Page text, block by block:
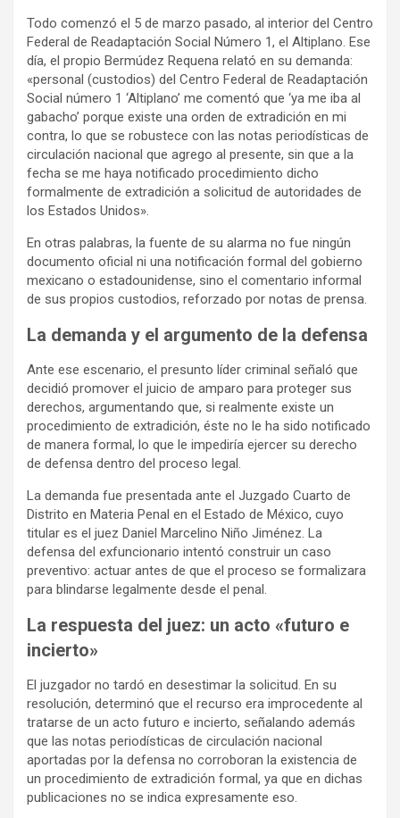
Todo comenzó el 5 de marzo pasado, al interior del Centro
Federal de Readaptación Social Número 1, el Altiplano. Ese
día, el propio Bermúdez Requena relató en su demanda:
«personal (custodios) del Centro Federal de Readaptación
Social número 1 ‘Altiplano’ me comentó que ‘ya me iba al
gabacho’ porque existe una orden de extradición en mi
contra, lo que se robustece con las notas periodísticas de
circulación nacional que agrego al presente, sin que a la
fecha se me haya notificado procedimiento dicho
formalmente de extradición a solicitud de autoridades de
los Estados Unidos».
En otras palabras, la fuente de su alarma no fue ningún
documento oficial ni una notificación formal del gobierno
mexicano o estadounidense, sino el comentario informal
de sus propios custodios, reforzado por notas de prensa.
La demanda y el argumento de la defensa
Ante ese escenario, el presunto líder criminal señaló que
decidió promover el juicio de amparo para proteger sus
derechos, argumentando que, si realmente existe un
procedimiento de extradición, éste no le ha sido notificado
de manera formal, lo que le impediría ejercer su derecho
de defensa dentro del proceso legal.
La demanda fue presentada ante el Juzgado Cuarto de
Distrito en Materia Penal en el Estado de México, cuyo
titular es el juez Daniel Marcelino Niño Jiménez. La
defensa del exfuncionario intentó construir un caso
preventivo: actuar antes de que el proceso se formalizara
para blindarse legalmente desde el penal.
La respuesta del juez: un acto «futuro e
incierto»
El juzgador no tardó en desestimar la solicitud. En su
resolución, determinó que el recurso era improcedente al
tratarse de un acto futuro e incierto, señalando además
que las notas periodísticas de circulación nacional
aportadas por la defensa no corroboran la existencia de
un procedimiento de extradición formal, ya que en dichas
publicaciones no se indica expresamente eso.